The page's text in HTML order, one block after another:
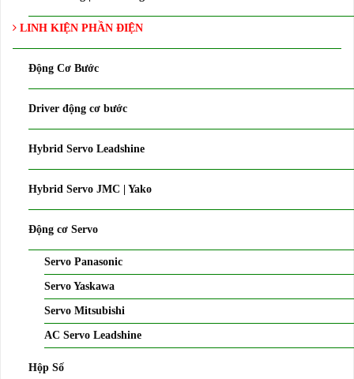
LINH KIỆN PHẦN ĐIỆN
Động Cơ Bước
Driver động cơ bước
Hybrid Servo Leadshine
Hybrid Servo JMC | Yako
Động cơ Servo
Servo Panasonic
Servo Yaskawa
Servo Mitsubishi
AC Servo Leadshine
Hộp Số